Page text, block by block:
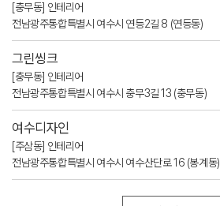
[충무동] 인테리어
전남광주통합특별시 여수시 연등2길 8 (연등동)
그린씽크
[충무동] 인테리어
전남광주통합특별시 여수시 충무3길 13 (충무동)
여수디자인
[주삼동] 인테리어
전남광주통합특별시 여수시 여수산단로 16 (봉계동)